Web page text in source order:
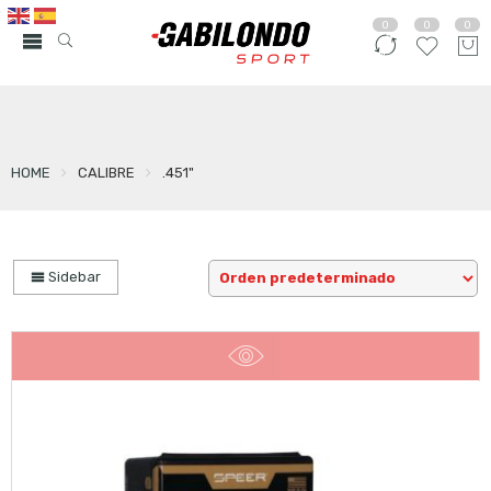
0 0 0
HOME CALIBRE .451"
Sidebar